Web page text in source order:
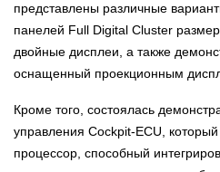
представлены различные
панелей Full Digital Cluster
двойные дисплеи, а также
оснащенный проекционным
Кроме того, состоялась
управления Cockpit-ECU,
процессор, способный